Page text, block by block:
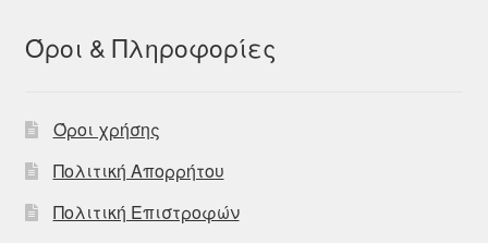
Όροι & Πληροφορίες
Όροι χρήσης
Πολιτική Απορρήτου
Πολιτική Επιστροφών